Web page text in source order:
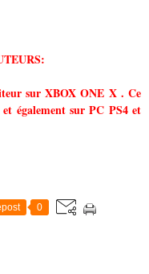
sur XBOX ONE X . Ce
également sur PC PS4 et
0